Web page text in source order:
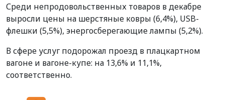
Среди непродовольственных товаров в декабре
выросли цены на шерстяные ковры (6,4%), USB-
флешки (5,5%), энергосберегающие лампы (5,2%).
В сфере услуг подорожал проезд в плацкартном
вагоне и вагоне-купе: на 13,6% и 11,1%,
соответственно.